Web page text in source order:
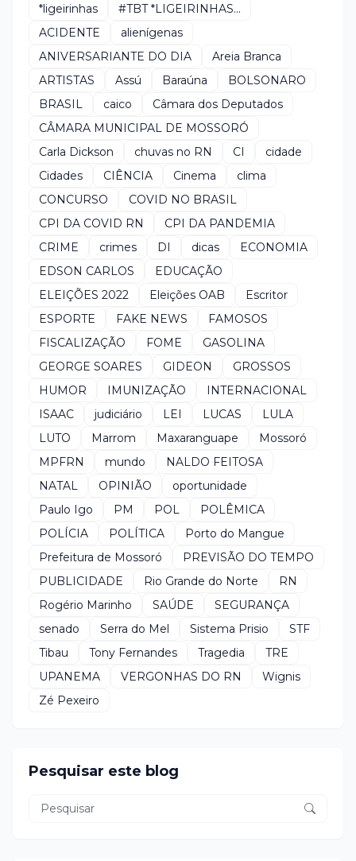
*ligeirinhas
#TBT *LIGEIRINHAS...
ACIDENTE
alienígenas
ANIVERSARIANTE DO DIA
Areia Branca
ARTISTAS
Assú Baraúna
BOLSONARO
BRASIL
caico
Câmara dos Deputados
CÂMARA MUNICIPAL DE MOSSORÓ
Carla Dickson
chuvas no RN CI
cidade
Cidades
CIÊNCIA Cinema
clima
CONCURSO
COVID NO BRASIL
CPI DA COVID RN
CPI DA PANDEMIA
CRIME
crimes DI dicas
ECONOMIA
EDSON CARLOS
EDUCAÇÃO
ELEIÇÕES 2022
Eleições OAB
Escritor
ESPORTE
FAKE NEWS
FAMOSOS
FISCALIZAÇÃO
FOME
GASOLINA
GEORGE SOARES
GIDEON
GROSSOS
HUMOR
IMUNIZAÇÃO
INTERNACIONAL
ISAAC
judiciário LEI LUCAS
LULA
LUTO
Marrom Maxaranguape
Mossoró
MPFRN
mundo
NALDO FEITOSA
NATAL
OPINIÃO
oportunidade
Paulo Igo
PM POL
POLÊMICA
POLÍCIA
POLÍTICA
Porto do Mangue
Prefeitura de Mossoró
PREVISÃO DO TEMPO
PUBLICIDADE
Rio Grande do Norte
RN
Rogério Marinho
SAÚDE
SEGURANÇA
senado
Serra do Mel Sistema Prisio
STF
Tibau
Tony Fernandes Tragedia
TRE
UPANEMA
VERGONHAS DO RN
Wignis
Zé Pexeiro
Pesquisar este blog